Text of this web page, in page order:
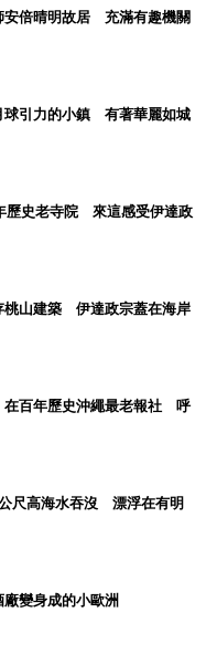
安倍晴明故居 充滿有趣機關
球引力的小鎮 有著華麗如城
歷史老寺院 來這感受伊達政
桃山建築 伊達政宗蓋在海岸
在百年歷史沖繩最老報社 呼
公尺高海水吞沒 漂浮在有明
廠變身成的小歐洲